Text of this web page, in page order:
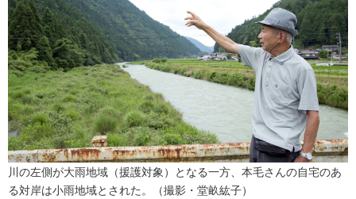
川の左側が大雨地域（援護対象）となる一方、本毛さんの自宅のあ
る対岸は小雨地域とされた。（撮影・堂畝紘子）